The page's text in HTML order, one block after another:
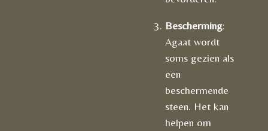
Bescherming:
Agaat wordt
soms gezien als
een
beschermende
steen. Het kan
helpen om